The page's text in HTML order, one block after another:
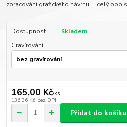
zpracování grafického návrhu ... celý popis
Dostupnost
Skladem
Gravírování
165,00 Kč/ks
136,36 Kč bez DPH
Přidat do košíku